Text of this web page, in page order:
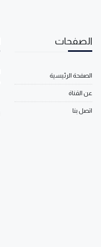
الصفحات
الصفحة الرئيسية
عن القناة
اتصل بنا